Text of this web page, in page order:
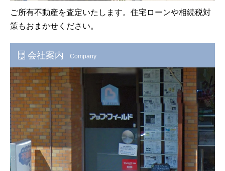
ご所有不動産を査定いたします。住宅ローンや相続税対
策もおまかせください。
会社案内 Company